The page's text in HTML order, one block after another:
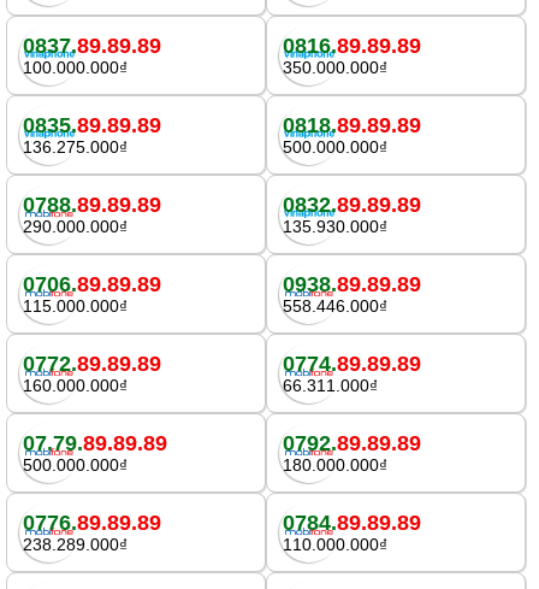
0837.89.89.89
100.000.000₫
0816.89.89.89
350.000.000₫
0835.89.89.89
136.275.000₫
0818.89.89.89
500.000.000₫
0788.89.89.89
290.000.000₫
0832.89.89.89
135.930.000₫
0706.89.89.89
115.000.000₫
0938.89.89.89
558.446.000₫
0772.89.89.89
160.000.000₫
0774.89.89.89
66.311.000₫
07.79.89.89.89
500.000.000₫
0792.89.89.89
180.000.000₫
0776.89.89.89
238.289.000₫
0784.89.89.89
110.000.000₫